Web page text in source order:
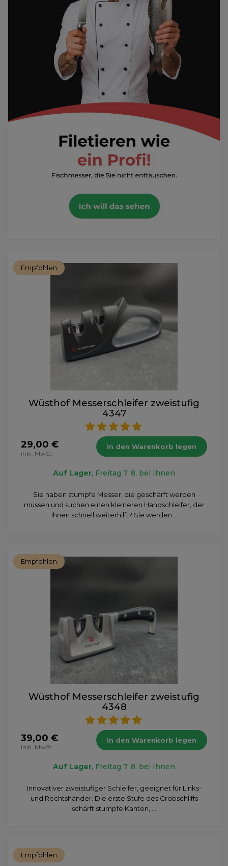
Empfohlen
Wüsthof Messerschleifer zweistufig
4347
29,00 €
inkl. MwSt.
In den Warenkorb legen
Auf Lager, Freitag 7. 8. bei Ihnen
Sie haben stumpfe Messer, die geschärft werden
müssen und suchen einen kleineren Handschleifer, der
Ihnen schnell weiterhilft? Sie werden...
Empfohlen
Wüsthof Messerschleifer zweistufig
4348
39,00 €
inkl. MwSt.
In den Warenkorb legen
Auf Lager, Freitag 7. 8. bei Ihnen
Innovativer zweistufiger Schleifer, geeignet für Links-
und Rechtshänder. Die erste Stufe des Grobschliffs
schärft stumpfe Kanten, ...
Empfohlen